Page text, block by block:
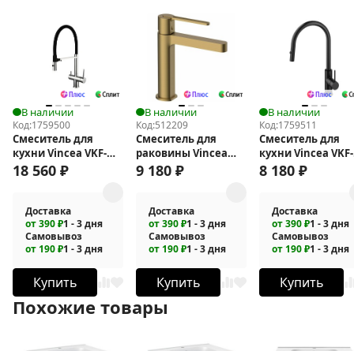
В наличии
Код:1759500
Смеситель для
кухни Vincea VKF-
120CH
18 560 ₽
Доставка
от 390 ₽1 - 3 дня
Самовывоз
от 190 ₽1 - 3 дня
Купить
В наличии
Код:512209
Смеситель для
раковины Vincea
Rondo VBF-1R1BG
9 180 ₽
Доставка
от 390 ₽1 - 3 дня
Самовывоз
от 190 ₽1 - 3 дня
Купить
В наличии
Код:1759511
Смеситель для
кухни Vincea VKF-
2C1MB
8 180 ₽
Доставка
от 390 ₽1 - 3 дня
Самовывоз
от 190 ₽1 - 3 дня
Купить
Похожие товары